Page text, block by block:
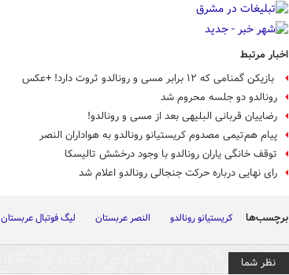
اخبار مرتبط
بازیکن گمنامی که ۱۲ برابر مسی و رونالدو ثروت دارد! +عکس
رونالدو دو جلسه محروم شد
رضاییان قربانی البلیهی بعد از مسی و رونالدو!
پیام هم‌تیمی مصدوم کریستیانو رونالدو به هواداران النصر
توقف خانگی یاران رونالدو با وجود درخشش تالیسکا
رای نهایی درباره حرکت جنجالی رونالدو اعلام شد
برچسب‌ها کریستیانو رونالدو النصر عربستان لیگ فوتبال عربستان
نظر شما